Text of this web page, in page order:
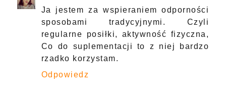
Ja jestem za wspieraniem odporności
sposobami tradycyjnymi. Czyli
regularne posiłki, aktywność fizyczna,
Co do suplementacji to z niej bardzo
rzadko korzystam.
Odpowiedz